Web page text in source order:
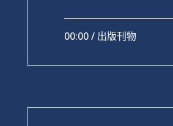
00:00 / 出版刊物